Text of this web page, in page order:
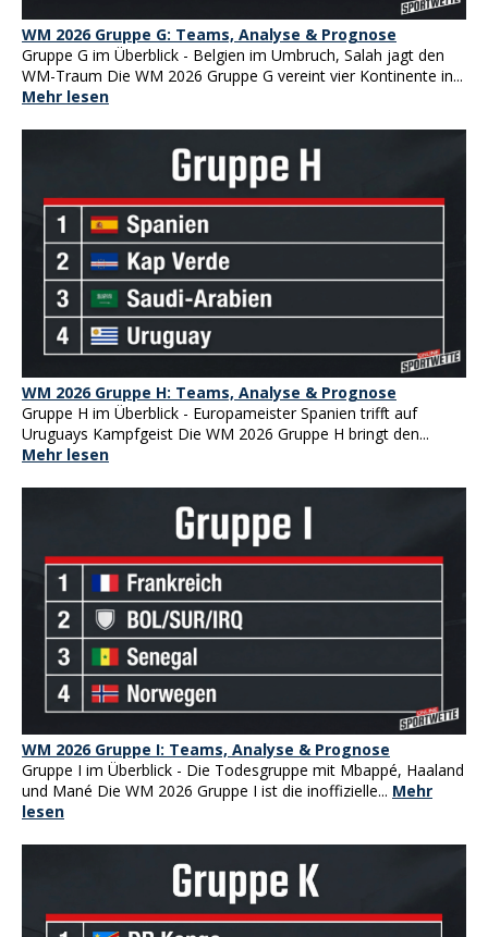
WM 2026 Gruppe G: Teams, Analyse & Prognose
Gruppe G im Überblick - Belgien im Umbruch, Salah jagt den
WM-Traum Die WM 2026 Gruppe G vereint vier Kontinente in...
Mehr lesen
WM 2026 Gruppe H: Teams, Analyse & Prognose
Gruppe H im Überblick - Europameister Spanien trifft auf
Uruguays Kampfgeist Die WM 2026 Gruppe H bringt den...
Mehr lesen
WM 2026 Gruppe I: Teams, Analyse & Prognose
Gruppe I im Überblick - Die Todesgruppe mit Mbappé, Haaland
und Mané Die WM 2026 Gruppe I ist die inoffizielle... Mehr
lesen